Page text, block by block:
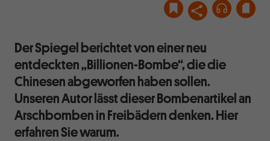
Der Spiegel berichtet von einer neu
entdeckten „Billionen-Bombe“, die die
Chinesen abgeworfen haben sollen.
Unseren Autor lässt dieser Bombenartikel an
Arschbomben in Freibädern denken. Hier
erfahren Sie warum.